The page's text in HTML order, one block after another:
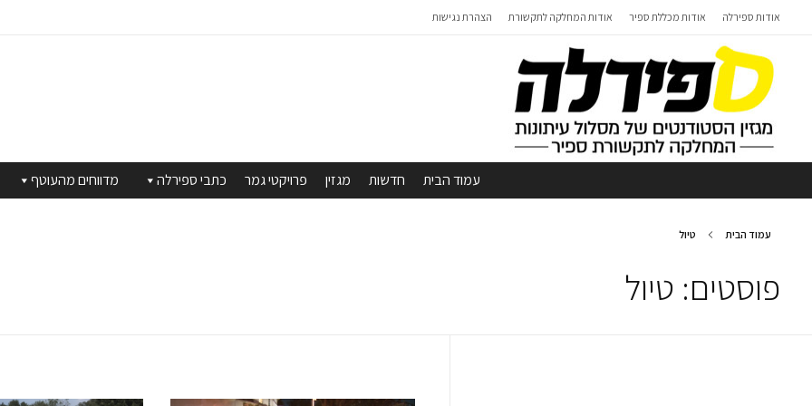
אודות ספירלה אודות מכללת ספיר אודות המחלקה לתקשורת הצהרת נגישות
עמוד הבית חדשות מגזין פרויקטי גמר כתבי ספירלה מדווחים מהעוטף
עמוד הבית טיול
פוסטים: טיול